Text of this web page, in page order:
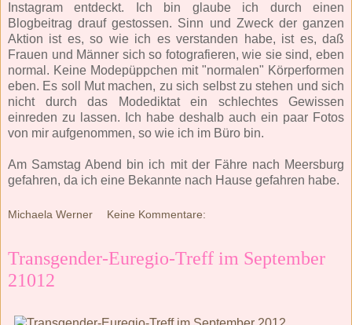
Instagram entdeckt. Ich bin glaube ich durch einen
Blogbeitrag drauf gestossen. Sinn und Zweck der ganzen
Aktion ist es, so wie ich es verstanden habe, ist es, daß
Frauen und Männer sich so fotografieren, wie sie sind, eben
normal. Keine Modepüppchen mit "normalen" Körperformen
eben. Es soll Mut machen, zu sich selbst zu stehen und sich
nicht durch das Modediktat ein schlechtes Gewissen
einreden zu lassen. Ich habe deshalb auch ein paar Fotos
von mir aufgenommen, so wie ich im Büro bin.
Am Samstag Abend bin ich mit der Fähre nach Meersburg
gefahren, da ich eine Bekannte nach Hause gefahren habe.
Michaela Werner Keine Kommentare:
Transgender-Euregio-Treff im September
21012